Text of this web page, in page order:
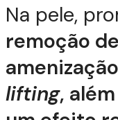
Na pele,
remoção
lifting,